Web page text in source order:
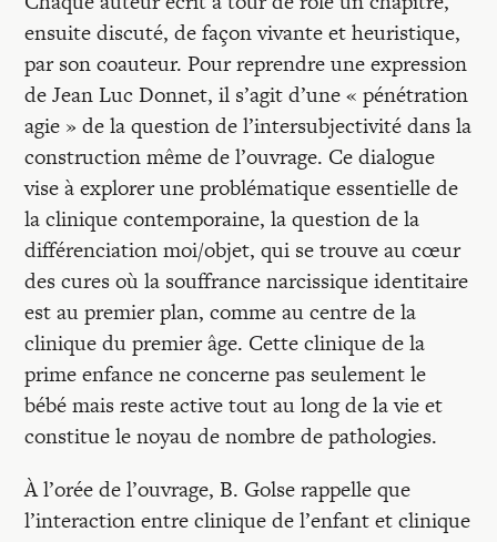
ensuite discuté, de façon vivante et heuristique,
par son coauteur. Pour reprendre une expression
de Jean Luc Donnet, il s’agit d’une « pénétration
agie » de la question de l’intersubjectivité dans la
construction même de l’ouvrage. Ce dialogue
vise à explorer une problématique essentielle de
la clinique contemporaine, la question de la
différenciation moi/objet, qui se trouve au cœur
des cures où la souffrance narcissique identitaire
est au premier plan, comme au centre de la
clinique du premier âge. Cette clinique de la
prime enfance ne concerne pas seulement le
bébé mais reste active tout au long de la vie et
constitue le noyau de nombre de pathologies.
À l’orée de l’ouvrage, B. Golse rappelle que
l’interaction entre clinique de l’enfant et clinique